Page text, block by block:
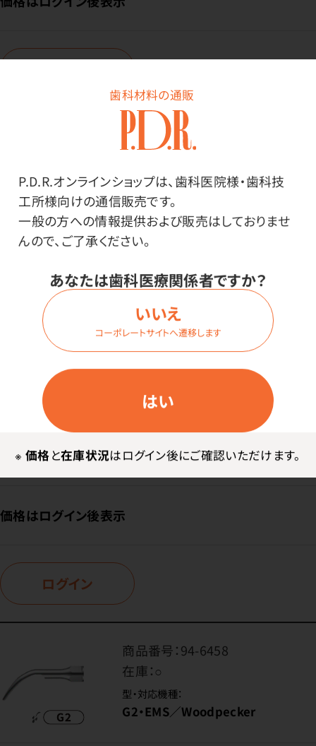
歯科材料の通販
P.D.R.オンラインショップは、歯科医院様・歯科技
工所様向けの通信販売です。
一般の方への情報提供および販売はしておりませ
んので、ご了承ください。
あなたは歯科医療関係者ですか？
はい
いいえ
コーポレートサイトへ遷移します
※ 価格と在庫状況はログイン後にご確認いただけます。
商品番号：94-4183
在庫：○
型・対応機種：
E15D・EMS／Woodpecker
ログイン
商品番号：
在庫：○
型・対応機種：
G1・EMS／Woodpecker
価格はログイン後表示
ログイン
商品番号：94-6458
在庫：○
型・対応機種：
G2・EMS／Woodpecker